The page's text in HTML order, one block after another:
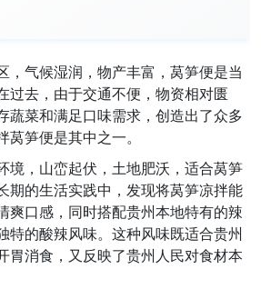
，气候湿润，物产丰富，莴笋便是当
过去，由于交通不便，物资相对匮
蔬菜和满足口味需求，创造出了众多
笋便是其中之一。
境，山峦起伏，土地肥沃，适合莴笋
期的生活实践中，发现将莴笋凉拌能
爽口感，同时搭配贵州本地特有的辣
特的酸辣风味。这种风味既适合贵州
胃消食，又反映了贵州人民对食材本